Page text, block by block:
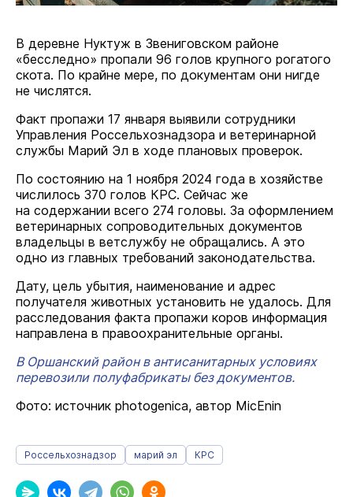
В деревне Нуктуж в Звениговском районе
«бесследно» пропали 96 голов крупного рогатого
скота. По крайне мере, по документам они нигде
не числятся.
Факт пропажи 17 января выявили сотрудники
Управления Россельхознадзора и ветеринарной
службы Марий Эл в ходе плановых проверок.
По состоянию на 1 ноября 2024 года в хозяйстве
числилось 370 голов КРС. Сейчас же
на содержании всего 274 головы. За оформлением
ветеринарных сопроводительных документов
владельцы в ветслужбу не обращались. А это
одно из главных требований законодательства.
Дату, цель убытия, наименование и адрес
получателя животных установить не удалось. Для
расследования факта пропажи коров информация
направлена в правоохранительные органы.
В Оршанский район в антисанитарных условиях
перевозили полуфабрикаты без документов.
Фото: источник photogenica, автор MicEnin
Россельхознадзор марий эл КРС